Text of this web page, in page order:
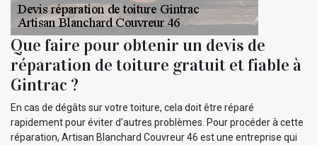
Que faire pour obtenir un devis de
réparation de toiture gratuit et fiable à
Gintrac ?
En cas de dégâts sur votre toiture, cela doit être réparé
rapidement pour éviter d’autres problèmes. Pour procéder à cette
réparation, Artisan Blanchard Couvreur 46 est une entreprise qui